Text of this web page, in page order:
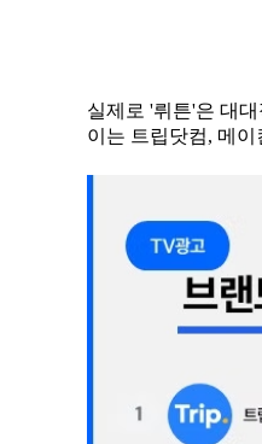
실제로 '뤼튼'은 대
이는 트립닷컴, 메